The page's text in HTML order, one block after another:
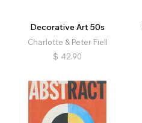
Decorative Art 50s
Charlotte & Peter Fiell
$ 42.90